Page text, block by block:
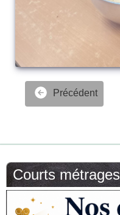
Précédent
Courts métrages